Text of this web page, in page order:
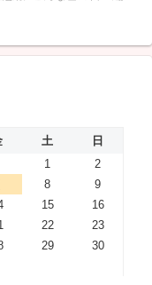
土
日
1
2
8
9
15
16
22
23
29
30